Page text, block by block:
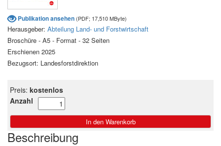
Publikation ansehen (PDF; 17,510 MByte)
Herausgeber: Abteilung Land- und Forstwirtschaft
Broschüre - A5 - Format - 32 Seiten
Erschienen 2025
Bezugsort: Landesforstdirektion
Preis: kostenlos
Anzahl
Beschreibung